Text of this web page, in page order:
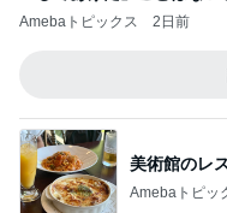
Amebaトピックス 2日前
美術館のレ
Amebaトピッ